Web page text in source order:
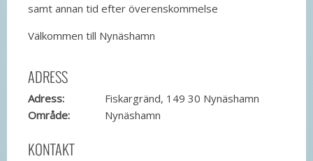
samt annan tid efter överenskommelse
Välkommen till Nynäshamn
ADRESS
Adress:
Fiskargränd, 149 30 Nynäshamn
Område:
Nynäshamn
KONTAKT